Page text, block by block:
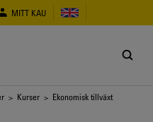
MITT KAU
> Kurser > Ekonomisk tillväxt